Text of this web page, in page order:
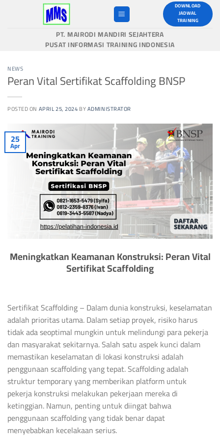
DOWNLOAD
JADWAL
TRAINING
PT. MAIRODI MANDIRI SEJAHTERA
PUSAT INFORMASI TRAINING INDONESIA
NEWS
Peran Vital Sertifikat Scaffolding BNSP
POSTED ON APRIL 25, 2024BYADMINISTRATOR
25
Apr
Meningkatkan Keamanan Konstruksi: Peran Vital
Sertifikat Scaffolding
Sertifikat Scaffolding – Dalam dunia konstruksi, keselamatan
adalah prioritas utama. Dalam setiap proyek, risiko harus
tidak ada seoptimal mungkin untuk melindungi para pekerja
dan masyarakat sekitarnya. Salah satu aspek kunci dalam
memastikan keselamatan di lokasi konstruksi adalah
penggunaan scaffolding yang tepat. Scaffolding adalah
struktur temporary yang memberikan platform untuk
pekerja konstruksi melakukan pekerjaan mereka di
ketinggian. Namun, penting untuk diingat bahwa
penggunaan scaffolding yang tidak benar dapat
menyebabkan kecelakaan serius.